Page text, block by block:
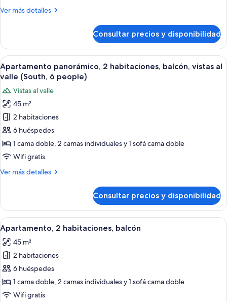
people)
Ver más detalles
Más
balcón
(4
people)
Consultar precios y disponibilidad
Abrir
todas
fotos
de
Apartamento
panorámico,
2
habitaciones,
vistas
(South,
6
people)
Una habitación moderna con una
11
Apartamento panorámico, 2 habitaciones, balcón, vistas al
valle (South, 6 people)
Vistas al valle
45 m²
2 habitaciones
6 huéspedes
1 cama doble, 2 camas individuales y 1 sofá cama doble
Wifi gratis
Ver más detalles
Más
panorámico,
habitaciones,
balcón,
vistas
al
valle
(South,
6
people)
Consultar precios y disponibilidad
Abrir
todas
las
fotos
de
Apartamento,
2
Habitación compacta con cama,
14
Apartamento, 2 habitaciones, balcón
45 m²
2 habitaciones
6 huéspedes
1 cama doble, 2 camas individuales y 1 sofá cama doble
Wifi gratis